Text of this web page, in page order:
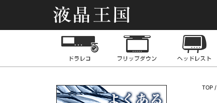
フリップダウン
TOP